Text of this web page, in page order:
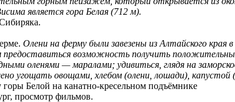
является гора Белая (712 м).
Олени на ферму были завезены из Алтайского края
предоставиться возможность получить
оленями — маралами; удивиться, глядя на
угощать овощами, хлебом (олени, лошади), капустой
Белой на канатно-кресельном подъёмнике
просмотр фильмов.